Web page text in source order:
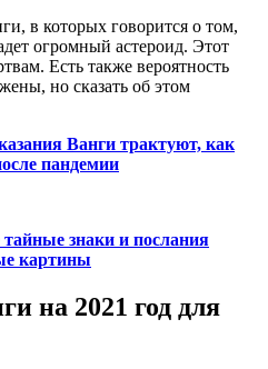
в которых говорится о том,
огромный астероид. Этот
Есть также вероятность
но сказать об этом
Ванги трактуют, как
пандемии
знаки и послания
картины
на 2021 год для